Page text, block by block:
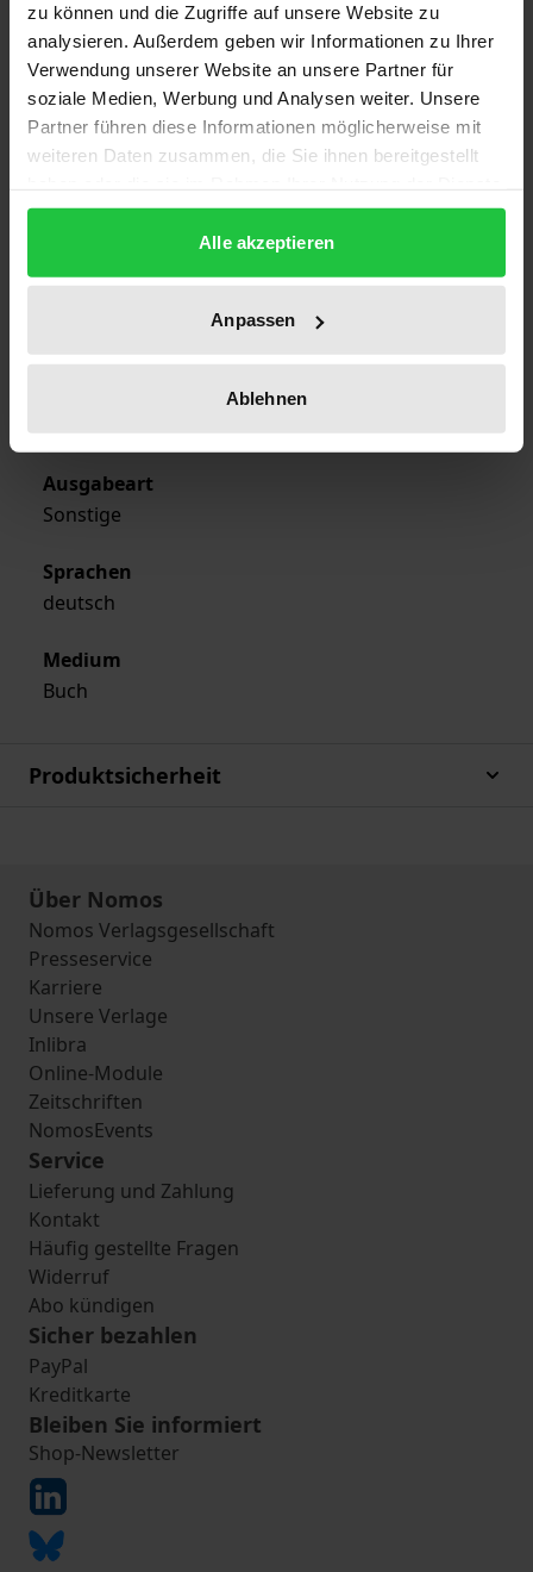
zu können und die Zugriffe auf unsere Website zu
analysieren. Außerdem geben wir Informationen zu Ihrer
Verwendung unserer Website an unsere Partner für
soziale Medien, Werbung und Analysen weiter. Unsere
Partner führen diese Informationen möglicherweise mit
weiteren Daten zusammen, die Sie ihnen bereitgestellt
gesammelt haben.
Alle akzeptieren
Anpassen
Ablehnen
Auflage
1
ISBN
978-3-7890-9679-2
Nomos
Ausgabeart
Sonstige
Sprachen
deutsch
Medium
Buch
Produktsicherheit
Über Nomos
Nomos Verlagsgesellschaft
Presseservice
Karriere
Unsere Verlage
Inlibra
Online-Module
Zeitschriften
NomosEvents
Service
Lieferung und Zahlung
Kontakt
Häufig gestellte Fragen
Widerruf
Abo kündigen
Sicher bezahlen
PayPal
Kreditkarte
Bleiben Sie informiert
Shop-Newsletter